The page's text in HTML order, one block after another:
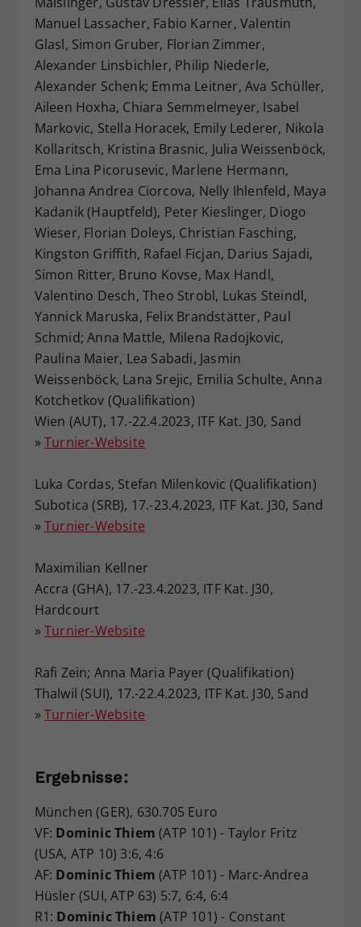
Manuel Lassacher, Fabio Karner, Valentin
Glasl, Simon Gruber, Florian Zimmer,
Alexander Linsbichler, Philip Niederle,
Alexander Schenk; Emma Leitner, Ava Schüller,
Aileen Hoxha, Chiara Semmelmeyer, Isabel
Markovic, Stella Horacek, Emily Lederer, Nikola
Kollaritsch, Kristina Brasnic, Julia Weissenböck,
Ema Lina Picorusevic, Marlene Hermann,
Johanna Andrea Ciorcova, Nelly Ihlenfeld, Maya
Kadanik (Hauptfeld), Peter Kieslinger, Diogo
Wieser, Florian Doleys, Christian Fasching,
Kingston Griffith, Rafael Ficjan, Darius Sajadi,
Simon Ritter, Bruno Kovse, Max Handl,
Valentino Desch, Theo Strobl, Lukas Steindl,
Yannick Maruska, Felix Brandstätter, Paul
Schmid; Anna Mattle, Milena Radojkovic,
Paulina Maier, Lea Sabadi, Jasmin
Weissenböck, Lana Srejic, Emilia Schulte, Anna
Kotchetkov (Qualifikation)
Wien (AUT), 17.-22.4.2023, ITF Kat. J30, Sand
» Turnier-Website
Luka Cordas, Stefan Milenkovic (Qualifikation)
Subotica (SRB), 17.-23.4.2023, ITF Kat. J30, Sand
» Turnier-Website
Maximilian Kellner
Accra (GHA), 17.-23.4.2023, ITF Kat. J30,
Hardcourt
» Turnier-Website
Rafi Zein; Anna Maria Payer (Qualifikation)
Thalwil (SUI), 17.-22.4.2023, ITF Kat. J30, Sand
» Turnier-Website
Ergebnisse:
München (GER), 630.705 Euro
VF: Dominic Thiem (ATP 101) - Taylor Fritz
(USA, ATP 10) 3:6, 4:6
AF: Dominic Thiem (ATP 101) - Marc-Andrea
Hüsler (SUI, ATP 63) 5:7, 6:4, 6:4
R1: Dominic Thiem (ATP 101) - Constant